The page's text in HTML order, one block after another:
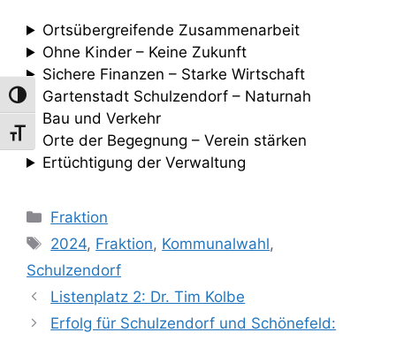
Umschalten auf hohe Kontraste
Schrift vergrößern
Ortsübergreifende Zusammenarbeit
Ohne Kinder – Keine Zukunft
Sichere Finanzen – Starke Wirtschaft
Gartenstadt Schulzendorf – Naturnah
Bau und Verkehr
Orte der Begegnung – Verein stärken
Ertüchtigung der Verwaltung
Kategorien
Fraktion
Schlagwörter
2024, Fraktion, Kommunalwahl,
Schulzendorf
Listenplatz 2: Dr. Tim Kolbe
Erfolg für Schulzendorf und Schönefeld: